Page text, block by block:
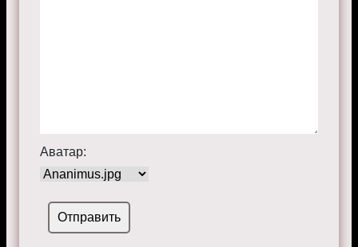
Аватар: